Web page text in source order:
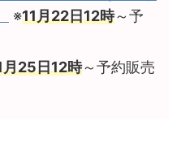
※11月22日12時～予
月25日12時～予約販売